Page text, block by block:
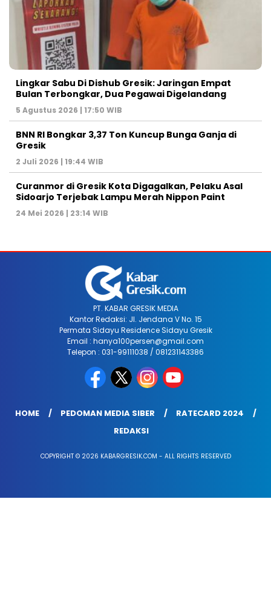
Lingkar Sabu Di Dishub Gresik: Jaringan Empat
Bulan Terbongkar, Dua Pegawai Digelandang
5 Agustus 2026 | 17:50 WIB
BNN RI Bongkar 3,37 Ton Kuncup Bunga Ganja di
Gresik
2 Juli 2026 | 19:44 WIB
Curanmor di Gresik Kota Digagalkan, Pelaku Asal
Sidoarjo Terjebak Lampu Merah Nippon Paint
24 Mei 2026 | 23:14 WIB
PT. KABAR GRESIK MEDIA
Kantor Redaksi: Jl. Jendana V No. 15
Permata Sidayu Residence Sidayu Gresik
Email : hanya100persen@gmail.com
Telepon : 031-99111038 / 081231143386
HOME PEDOMAN MEDIA SIBER
RATECARD 2024
REDAKSI
COPYRIGHT © 2026 KABARGRESIK.COM - ALL RIGHTS RESERVED